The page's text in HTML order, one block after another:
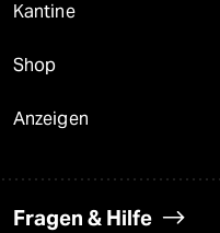
Kantine
Shop
Anzeigen
Fragen & Hilfe